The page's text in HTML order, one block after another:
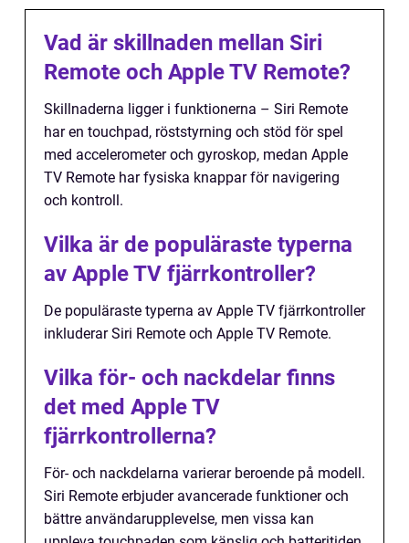
Vad är skillnaden mellan Siri
Remote och Apple TV Remote?
Skillnaderna ligger i funktionerna – Siri Remote
har en touchpad, röststyrning och stöd för spel
med accelerometer och gyroskop, medan Apple
TV Remote har fysiska knappar för navigering
och kontroll.
Vilka är de populäraste typerna
av Apple TV fjärrkontroller?
De populäraste typerna av Apple TV fjärrkontroller
inkluderar Siri Remote och Apple TV Remote.
Vilka för- och nackdelar finns
det med Apple TV
fjärrkontrollerna?
För- och nackdelarna varierar beroende på modell.
Siri Remote erbjuder avancerade funktioner och
bättre användarupplevelse, men vissa kan